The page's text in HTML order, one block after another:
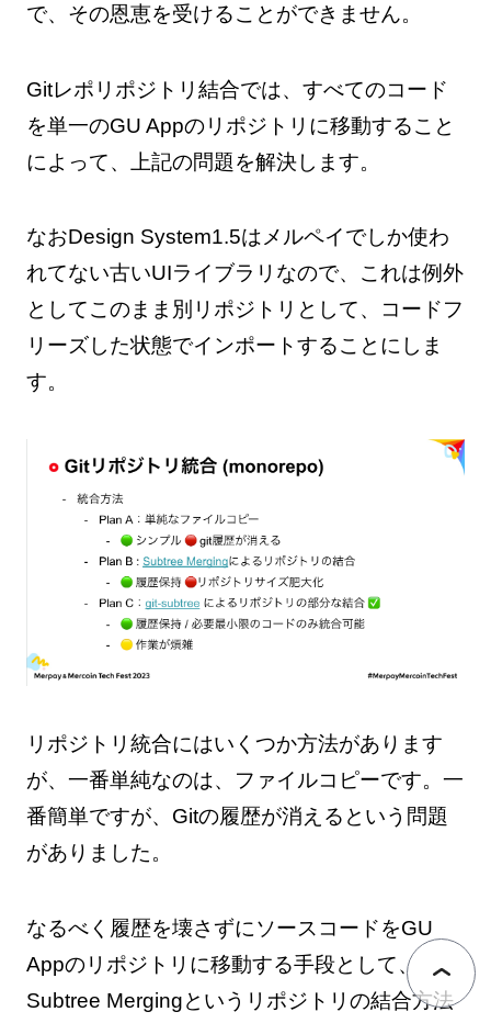
で、その恩恵を受けることができません。
Gitレポリポジトリ結合では、すべてのコード
を単一のGU Appのリポジトリに移動すること
によって、上記の問題を解決します。
なおDesign System1.5はメルペイでしか使わ
れてない古いUIライブラリなので、これは例外
としてこのまま別リポジトリとして、コードフ
リーズした状態でインポートすることにしま
す。
リポジトリ統合にはいくつか方法があります
が、一番単純なのは、ファイルコピーです。一
番簡単ですが、Gitの履歴が消えるという問題
がありました。
なるべく履歴を壊さずにソースコードをGU
Appのリポジトリに移動する手段として、
Subtree Mergingというリポジトリの結合方法